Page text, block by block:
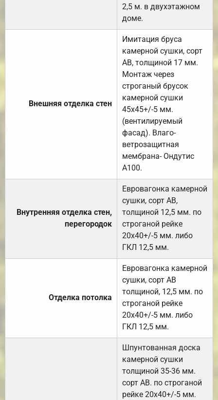
2,5 м. в двухэтажном
доме.
Внешняя отделка стен
Имитация бруса
камерной сушки, сорт
АВ, толщиной 17 мм.
Монтаж через
строганый брусок
камерной сушки
45х45+/-5 мм.
(вентилируемый
фасад). Влаго-
ветрозащитная
мембрана- Ондутис
А100.
Внутренняя отделка стен,
перегородок
Евровагонка камерной
сушки, сорт АВ,
толщиной 12,5 мм. по
строганой рейке
20х40+/-5 мм. либо
ГКЛ 12,5 мм.
Отделка потолка
Евровагонка камерной
сушки, сорт АВ
толщиной, 12,5 мм. по
строганой рейке
20х40+/-5 мм. либо
ГКЛ 12,5 мм.
Шпунтованная доска
камерной сушки
толщиной 35-36 мм.
сорт АВ. по строганой
рейке 20х40+/-5 мм.